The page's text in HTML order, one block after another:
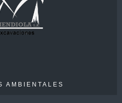
AMBIENTALES